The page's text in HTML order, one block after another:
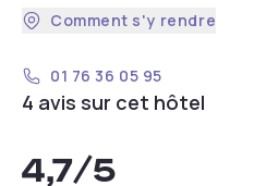
Comment s'y rendre
01 76 36 05 95
4 avis sur cet hôtel
4,7/5